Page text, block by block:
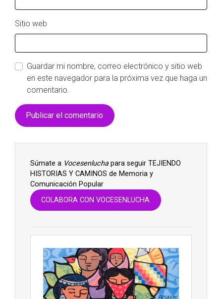
Sitio web
Guardar mi nombre, correo electrónico y sitio web
en este navegador para la próxima vez que haga un
comentario.
Súmate a Vocesenluchapara seguir TEJIENDO
HISTORIAS Y CAMINOS de Memoria y
Comunicación Popular
COLABORA CON VOCESENLUCHA